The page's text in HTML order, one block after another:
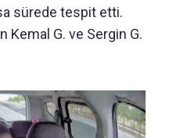
sürede tespit etti.
Kemal G. ve Sergin G.